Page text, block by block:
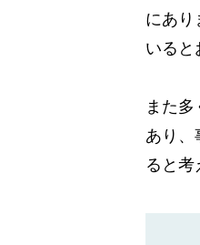
にあり
いると
また
あり、
ると考